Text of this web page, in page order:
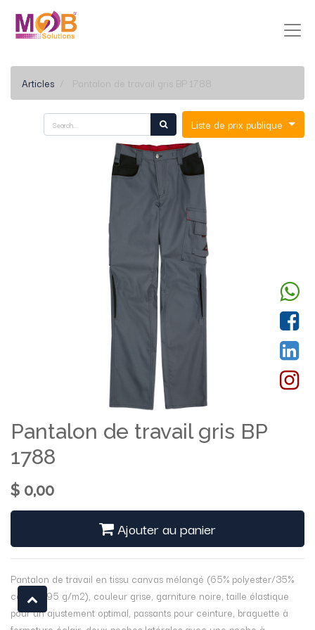
Articles Pantalon de travail gris BP 1788
Liste de prix publique
Pantalon de travail gris BP
1788
$ 0,00
Ajouter au panier
Pantalon de travail en tissu canvas mélangé (65% polyester/35%
coton, 295 g/m2), couleur grise, garniture noire, taille élastique
pour un ajustement optimal, passants pour ceinture, braguette à